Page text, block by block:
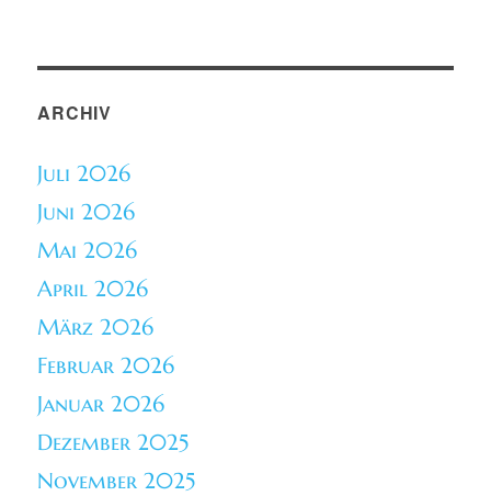
ARCHIV
Juli 2026
Juni 2026
Mai 2026
April 2026
März 2026
Februar 2026
Januar 2026
Dezember 2025
November 2025